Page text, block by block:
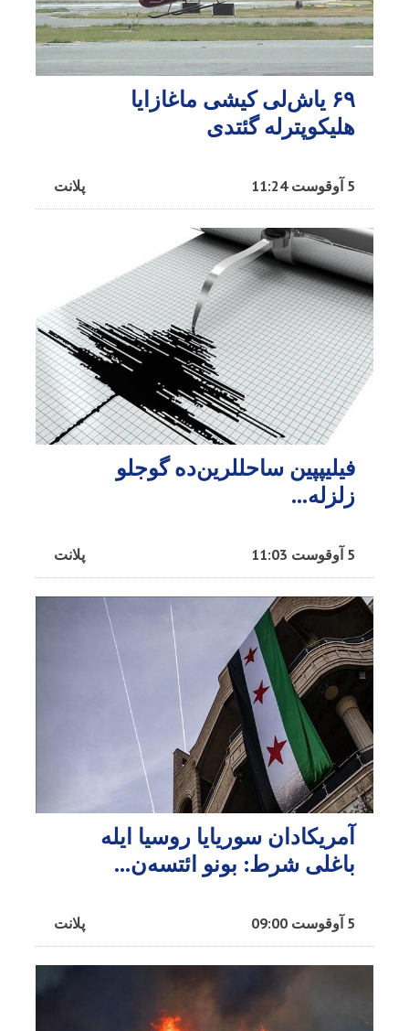
۶۹ یاش‌لی کیشی ماغازایا
هلیکوپترله گئتدی
پلانت 5 آوقوست 11:24
فیلیپپین ساحللرین‌ده گوجلو
زلزله...
پلانت 5 آوقوست 11:03
آمریکادان سوریایا روسیا ایله
باغلی شرط: بونو ائتسه‌ن...
پلانت 5 آوقوست 09:00